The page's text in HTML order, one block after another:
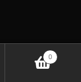
0